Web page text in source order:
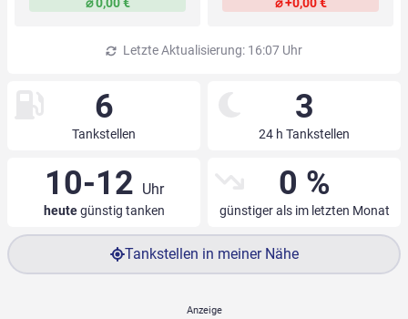
⌀ 0,00 € ⌀ +0,00 €
Letzte Aktualisierung: 16:07 Uhr
6
Tankstellen
3
24 h Tankstellen
10-12 Uhr
heutegünstig tanken
0 %
günstiger als im letzten Monat
Tankstellen in meiner Nähe